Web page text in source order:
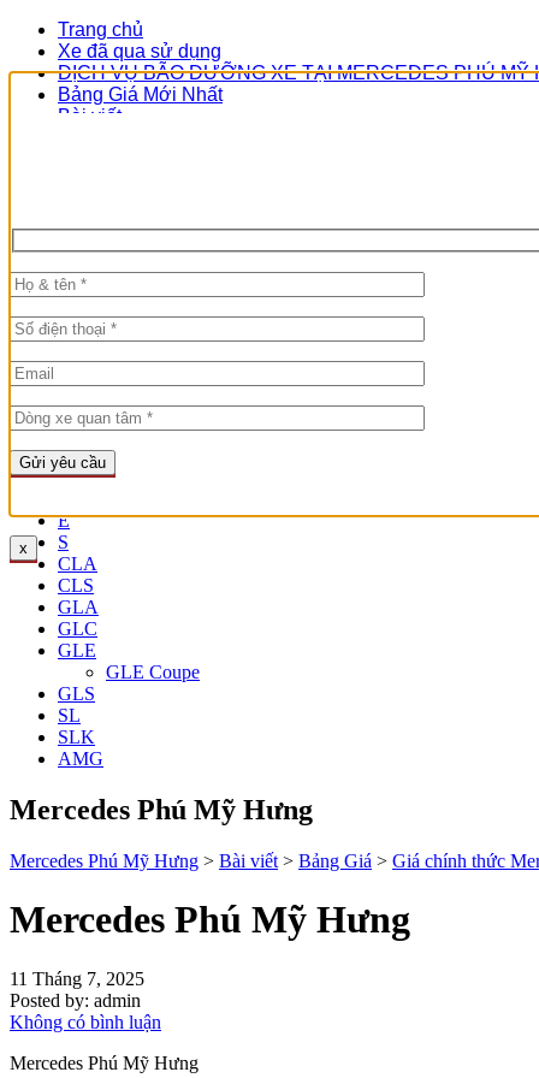
Trang chủ
Xe đã qua sử dụng
DỊCH VỤ BÃO DƯỠNG XE TẠI MERCEDES PHÚ MỸ
Bảng Giá Mới Nhất
Bài viết
HOTLINE0934030942
Tất Cả
Xe đã qua sử dụng
A
E
S
CLA
CLS
GLA
GLC
GLE
GLE Coupe
GLS
SL
SLK
AMG
Mercedes Phú Mỹ Hưng
Mercedes Phú Mỹ Hưng > Bài viết > Bảng Giá > Giá chính thức
Mercedes Phú Mỹ Hưng
11 Tháng 7, 2025
Posted by: admin
Không có bình luận
Mercedes Phú Mỹ Hưng
x